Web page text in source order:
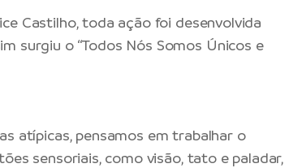
Castilho, toda ação foi desenvolvida
surgiu o “Todos Nós Somos Únicos e
atípicas, pensamos em trabalhar o
sensoriais, como visão, tato e paladar,